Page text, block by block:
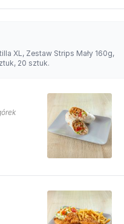
XL, Zestaw Strips Mały 160g,
20 sztuk.